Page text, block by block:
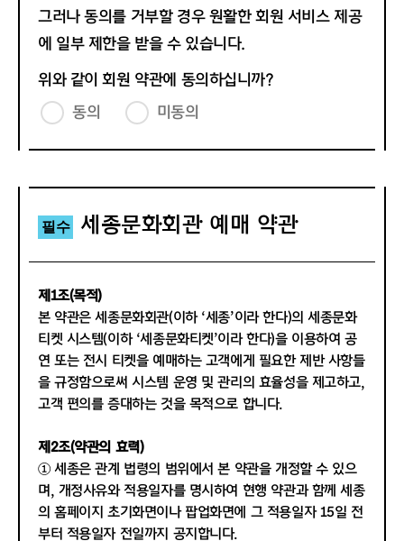
은 변경 약관에 동의한 것으로 간주 합니다.
제3조 (약관 외 준칙)
1. 본 약관은 회관이 제공하는 서비스에 관한 이용규정 및
별도 약관과 함께 적용됩니다.
2. 본 약관에 명시되지 않은 사항은 관계 법령의 규정에 의
제4조 (용어의 정의)
1. “이용자”란 약관에 따라 회관이 제공하는 서비스를 받는
당 정보를 기입하고, 본 약관에 동의하여 서비스 이용계약을
완료시키는 행위를 말합니다.
3. “일반회원”이란 본 약관을 인지하고, 회관에 개인정보를
제공하여 회원으로 등록하여 아이디와 회원번호를 부여 받
은 자로서, 정상적으로 세종문화회관 서비스를 이용할 수 있
는 권한을 부여 받은 고객을 말합니다.
납부하여 회관이 제공하는 예우 서비스를 받는 고객을 말합
니다.
5. “기획공연”이란 공연의 주최가 회관이 되며 공연에 따른
모든 권한과 책임을 회관이 소유하는 공연을 말합니다.(전시
의 경우도 동일함)
그러나 동의를 거부할 경우 원활한 회원 서비스 제공
에 일부 제한을 받을 수 있습니다.
위와 같이 회원 약관에 동의하십니까?
동의
미동의
필수 세종문화회관 예매 약관
제1조(목적)
본 약관은 세종문화회관(이하 ‘세종’이라 한다)의 세종문화
티켓 시스템(이하 ‘세종문화티켓’이라 한다)을 이용하여 공
연 또는 전시 티켓을 예매하는 고객에게 필요한 제반 사항들
을 규정함으로써 시스템 운영 및 관리의 효율성을 제고하고,
고객 편의를 증대하는 것을 목적으로 합니다.
제2조(약관의 효력)
① 세종은 관계 법령의 범위에서 본 약관을 개정할 수 있으
며, 개정사유와 적용일자를 명시하여 현행 약관과 함께 세종
의 홈페이지 초기화면이나 팝업화면에 그 적용일자 15일 전
부터 적용일자 전일까지 공지합니다.